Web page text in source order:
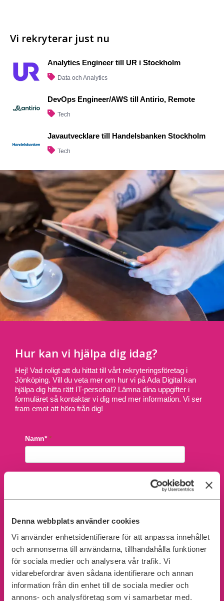
Denna webbplats använder cookies
Vi använder enhetsidentifierare för att anpassa innehållet
och annonserna till användarna, tillhandahålla funktioner
för sociala medier och analysera vår trafik. Vi
vidarebefordrar även sådana identifierare och annan
information från din enhet till de sociala medier och
annons- och analysföretag som vi samarbetar med.
Vi rekryterar just nu
Analytics Engineer till UR i Stockholm
Data och Analytics
DevOps Engineer/AWS till Antirio, Remote
Tech
Javautvecklare till Handelsbanken Stockholm
Tech
Hur kan vi hjälpa dig idag?
Hej! Vad roligt att du hittat till vårt rekryteringsföretag i
Jönköping. Vill du veta mer om hur vi på Ada Digital kan
hjälpa dig hitta rätt IT-personal? Lämna dina uppgifter i
formuläret så kontaktar vi dig med mer information. Vi ser
fram emot att höra från dig!